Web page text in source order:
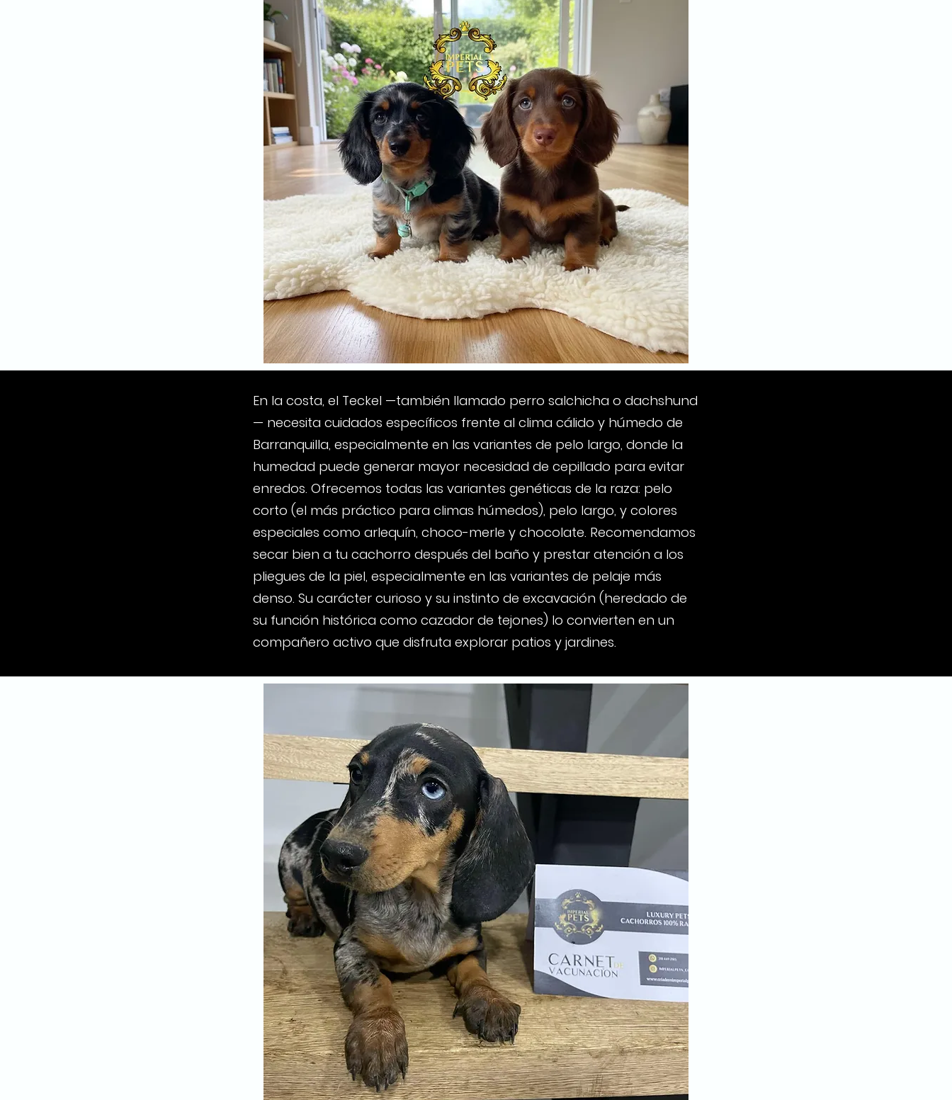
En la costa, el Teckel —también llamado perro salchicha o dachshund
— necesita cuidados específicos frente al clima cálido y húmedo de
Barranquilla, especialmente en las variantes de pelo largo, donde la
humedad puede generar mayor necesidad de cepillado para evitar
enredos. Ofrecemos todas las variantes genéticas de la raza: pelo
corto (el más práctico para climas húmedos), pelo largo, y colores
especiales como arlequín, choco-merle y chocolate. Recomendamos
secar bien a tu cachorro después del baño y prestar atención a los
pliegues de la piel, especialmente en las variantes de pelaje más
denso. Su carácter curioso y su instinto de excavación (heredado de
su función histórica como cazador de tejones) lo convierten en un
compañero activo que disfruta explorar patios y jardines.